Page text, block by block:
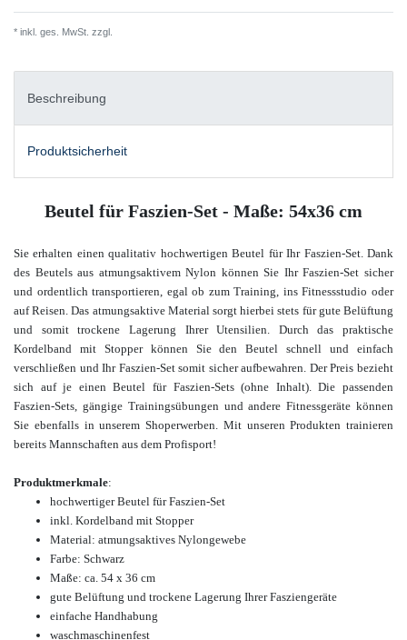
* inkl. ges. MwSt. zzgl.
Beschreibung
Produktsicherheit
Beutel für Faszien-Set - Maße: 54x36 cm
Sie erhalten einen qualitativ hochwertigen Beutel für Ihr Faszien-Set. Dank
des Beutels aus atmungsaktivem Nylon können Sie Ihr Faszien-Set sicher
und ordentlich transportieren, egal ob zum Training, ins Fitnessstudio oder
auf Reisen. Das atmungsaktive Material sorgt hierbei stets für gute Belüftung
und somit trockene Lagerung Ihrer Utensilien. Durch das praktische
Kordelband mit Stopper können Sie den Beutel schnell und einfach
verschließen und Ihr Faszien-Set somit sicher aufbewahren. Der Preis bezieht
sich auf je einen Beutel für Faszien-Sets (ohne Inhalt). Die passenden
Faszien-Sets, gängige Trainingsübungen und andere Fitnessgeräte können
Sie ebenfalls in unserem Shoperwerben. Mit unseren Produkten trainieren
bereits Mannschaften aus dem Profisport!
Produktmerkmale:
hochwertiger Beutel für Faszien-Set
inkl. Kordelband mit Stopper
Material: atmungsaktives Nylongewebe
Farbe: Schwarz
Maße: ca. 54 x 36 cm
gute Belüftung und trockene Lagerung Ihrer Fasziengeräte
einfache Handhabung
waschmaschinenfest